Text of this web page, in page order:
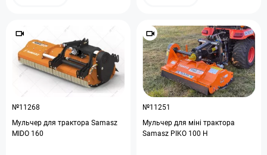
№11268
Мульчер для трактора Samasz
MIDO 160
№11251
Мульчер для міні трактора
Samasz PIKO 100 H